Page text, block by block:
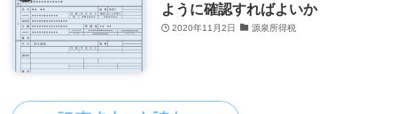
ように確認すればよいか
2020年11月2日 源泉所得税